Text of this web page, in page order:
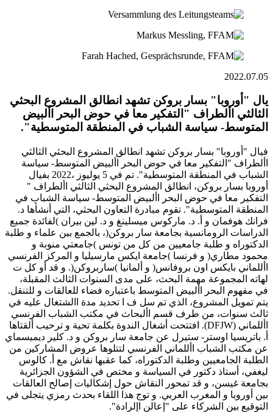
2022.07.05
يال "أوروبا" بسار بروكن تشهد انطالق المشروع البحثي
الثالثي األطراف "التفكير معا في حوض البحر األبيض
المتوسط- سياسة الشباب في المنطقة المتوسطية".
فيال "أوروبا" بسار بروكن تشهد انطالق المشروع البحثي الثالثي
األطراف "التفكير معا في حوض البحر األبيض المتوسط- سياسة
الشباب في المنطقة المتوسطية". تم في 5 يوليوز ،2022 بفيال
أوروبا بسار بروكن، انطالق المشروع البحثي الثالثي األطراف "
التفكير معا في حوض البحر األبيض المتوسط- سياسة الشباب في
المنطقة المتوسطية". تقوم مبادرة التعاون البحثي، التي أنشأها د.
فرانك هوفمان و أ. د. ماركوس ميسلينغ و د. لين بيران )لفائدة جميع
الدراسات الرومانسية بجامعة سار بروكن(، بالجمع بين علماء و طلبة
الدكتوراه و طلبة جامعيين من كل من تونس )جامعتي منوبة و
محمود مطاري( و فرنسا )جامعة ايكس مارسيليا و المركز الفرنسي
األلماني بايكس اون بروفانس( و ألمانيا )ساربروكن(. و قد أو كل ت
لهاته المجموعة مهمة البحث، على مدى السنوات الثالث المقبلة،
في مفهوم البحر األبيض المتوسط باعتباره فضاء للعالقات و للتنقل.
يتم تمويل المشروع، الذي تم سل ف ا تحديد مدة االشتغال عليه في
ثالث سنوات، من طرف قسم األبحاث في مكتب الشباب الفرنسي
األلماني (DFJW). افتتحت أشغال الندوة بكلمة تحية و ترحيب ألقتاها
أ. باتريسيا اوستر- ستيرل عن جامعة سار بروكن و د. كلير ديميسماي
عن مكتب الشباب األلماني الفرنسي لتتلوها عروض المشاركين من
الطلبة الجامعيين وطلبة الدكتوراه، كما عقبها نقاش مع أ. كالوس
ليغفي، أستاذ دكتور في السياسة و مختص في الشؤون الجزائرية
بجامعة غيسن، و قد تمحور النقاش حول إشكاليات إصالح العالقات
بين أوروبا و المغرب العربي. و توج هذا اللقاء بحدث رمزي يتجلى في
التوقيع بين الشركاء على "إعالن اإلرادة".